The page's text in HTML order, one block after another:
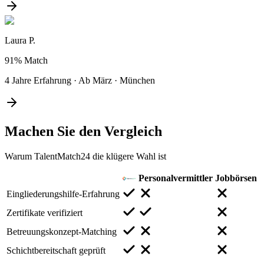
Laura P.
91% Match
4 Jahre Erfahrung · Ab März · München
Machen Sie den Vergleich
Warum TalentMatch24 die klügere Wahl ist
Personalvermittler Jobbörsen
Eingliederungshilfe-Erfahrung
Zertifikate verifiziert
Betreuungskonzept-Matching
Schichtbereitschaft geprüft